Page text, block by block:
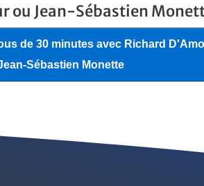
ou Jean-Sébastien